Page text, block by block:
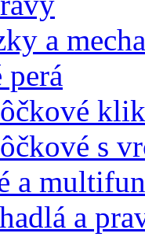
a
s
a
a